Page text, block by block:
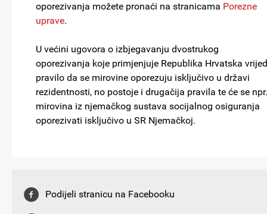
oporezivanja možete pronaći na stranicama Porezne
uprave.
U većini ugovora o izbjegavanju dvostrukog
oporezivanja koje primjenjuje Republika Hrvatska
pravilo da se mirovine oporezuju isključivo u državi
rezidentnosti, no postoje i drugačija pravila te će se npr.
mirovina iz njemačkog sustava socijalnog osiguranja
oporezivati isključivo u SR Njemačkoj.
Podijeli stranicu na Facebooku